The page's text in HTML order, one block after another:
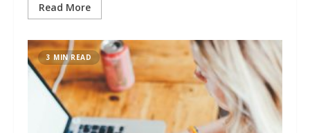
Read More
3 MIN READ